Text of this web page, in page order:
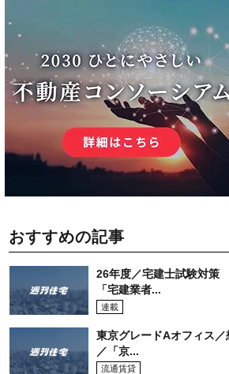
おすすめの記事
26年度／宅建士試験対
「宅建業者...
連載
東京グレードAオフィス
／「京...
流通賃貸